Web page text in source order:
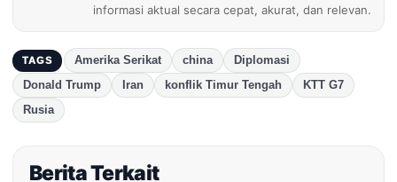
informasi aktual secara cepat, akurat, dan relevan.
TAGS Amerika Serikat china
Diplomasi
Donald Trump
Iran konflik Timur Tengah
KTT G7
Rusia
Berita Terkait